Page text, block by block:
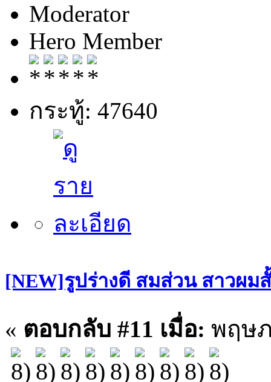
Moderator
Hero Member
กระทู้: 47640
[NEW]รูปร่างดี สมส่วน สาวผม
« ตอบกลับ #11 เมื่อ: พฤษภ